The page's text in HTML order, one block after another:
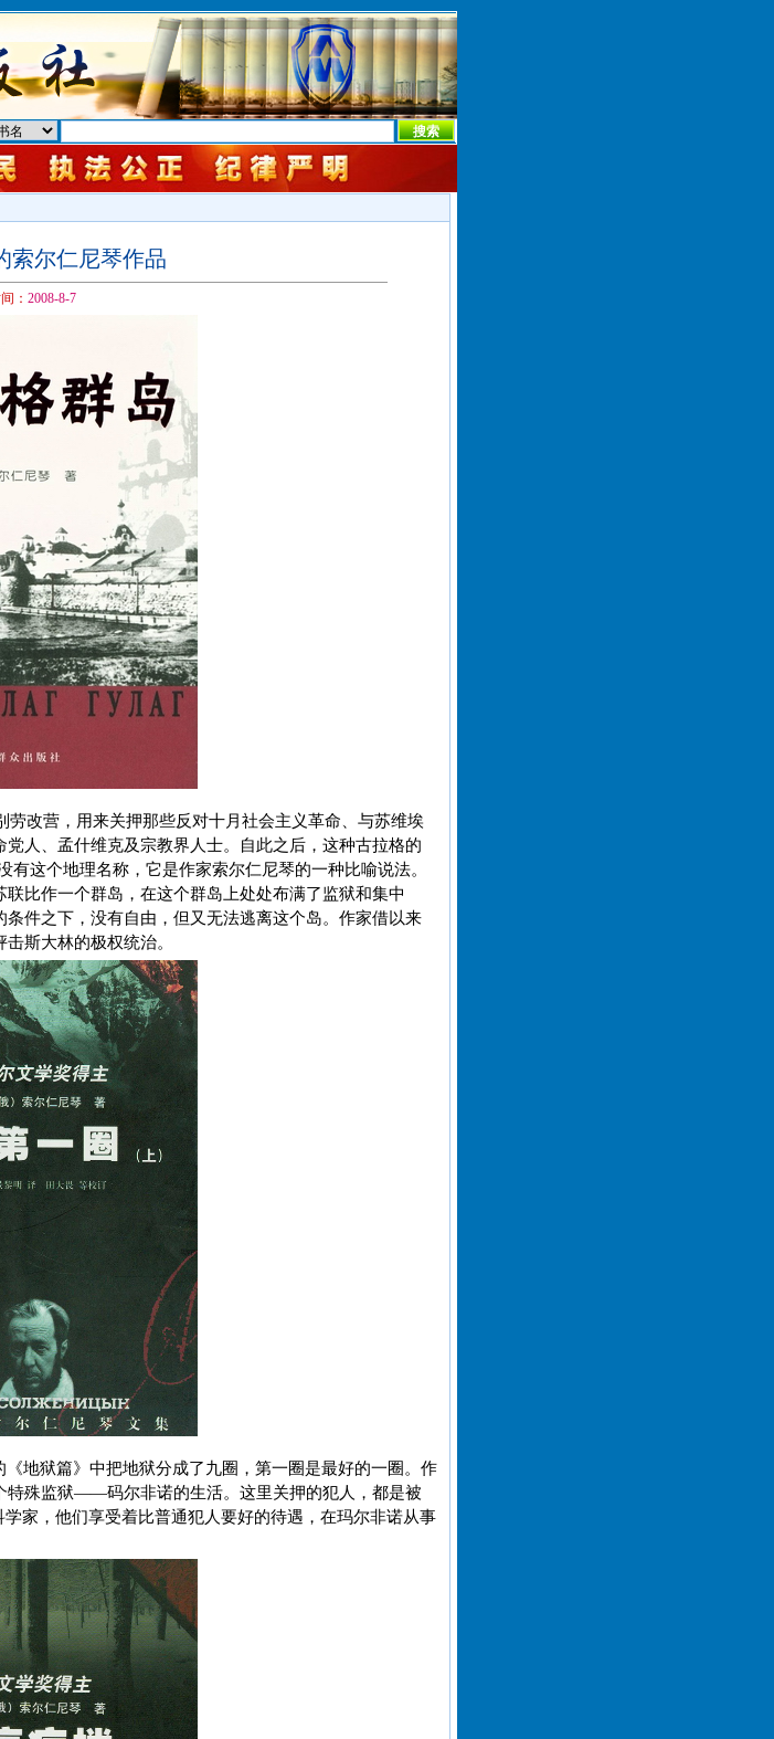
索尔仁尼琴作品
： 2008-8-7
劳改营，用来关押那些反对十月社会主义革命、与苏维埃
人、孟什维克及宗教界人士。自此之后，这种古拉格的
这个地理名称，它是作家索尔仁尼琴的一种比喻说法。
比作一个群岛，在这个群岛上处处布满了监狱和集中
件之下，没有自由，但又无法逃离这个岛。作家借以来
斯大林的极权统治。
地狱篇》中把地狱分成了九圈，第一圈是最好的一圈。作
特殊监狱——码尔非诺的生活。这里关押的犯人，都是被
家，他们享受着比普通犯人要好的待遇，在玛尔非诺从事